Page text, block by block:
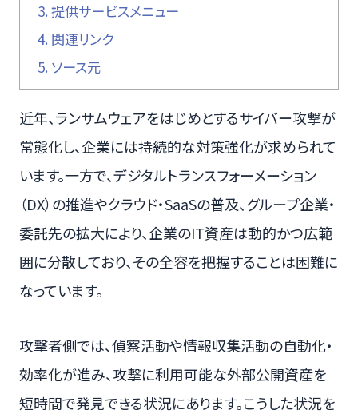
3. 提供サービスメニュー
4. 関連リンク
5. ソース元
近年、ランサムウェアをはじめとするサイバー攻撃が
常態化し、企業には持続的な対策強化が求められて
います。一方で、デジタルトランスフォーメーション
（DX）の推進やクラウド・SaaSの普及、グループ企業・
委託先の拡大により、企業のIT資産は動的かつ広範
囲に分散しており、その全容を把握することは困難に
なっています。
攻撃者側では、偵察活動や情報収集活動の自動化・
効率化が進み、攻撃に利用可能な外部公開資産を
短時間で発見できる状況にあります。こうした状況を